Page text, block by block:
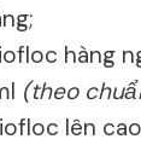
hàng
(theo
lên